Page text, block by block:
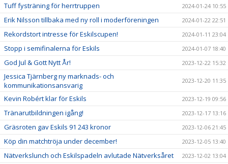
Tuff fysträning för herrtruppen 2024-01-24 10:55
Erik Nilsson tillbaka med ny roll i moderföreningen 2024-01-22 22:51
Rekordstort intresse för Eskilscupen! 2024-01-11 23:04
Stopp i semifinalerna för Eskils 2024-01-07 18:40
God Jul & Gott Nytt År! 2023-12-22 15:32
Jessica Tjärnberg ny marknads- och
kommunikationsansvarig
2023-12-20 11:35
Kevin Robért klar för Eskils 2023-12-19 09:56
Tränarutbildningen igång! 2023-12-17 13:16
Gräsroten gav Eskils 91 243 kronor 2023-12-06 21:45
Köp din matchtröja under december! 2023-12-05 13:40
Nätverkslunch och Eskilspadeln avlutade Nätverksåret 2023-12-02 13:04